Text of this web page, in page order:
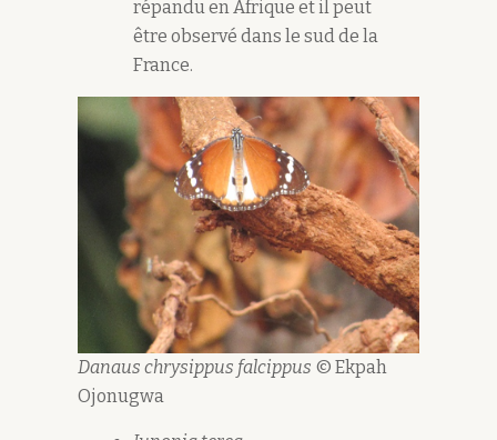
répandu en Afrique et il peut
être observé dans le sud de la
France.
Danaus chrysippus falcippus © Ekpah
Ojonugwa